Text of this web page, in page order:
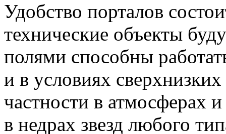
Удобство порталов
технические объекты
полями способны
и в условиях
частности в атмосферах
в недрах звезд любого